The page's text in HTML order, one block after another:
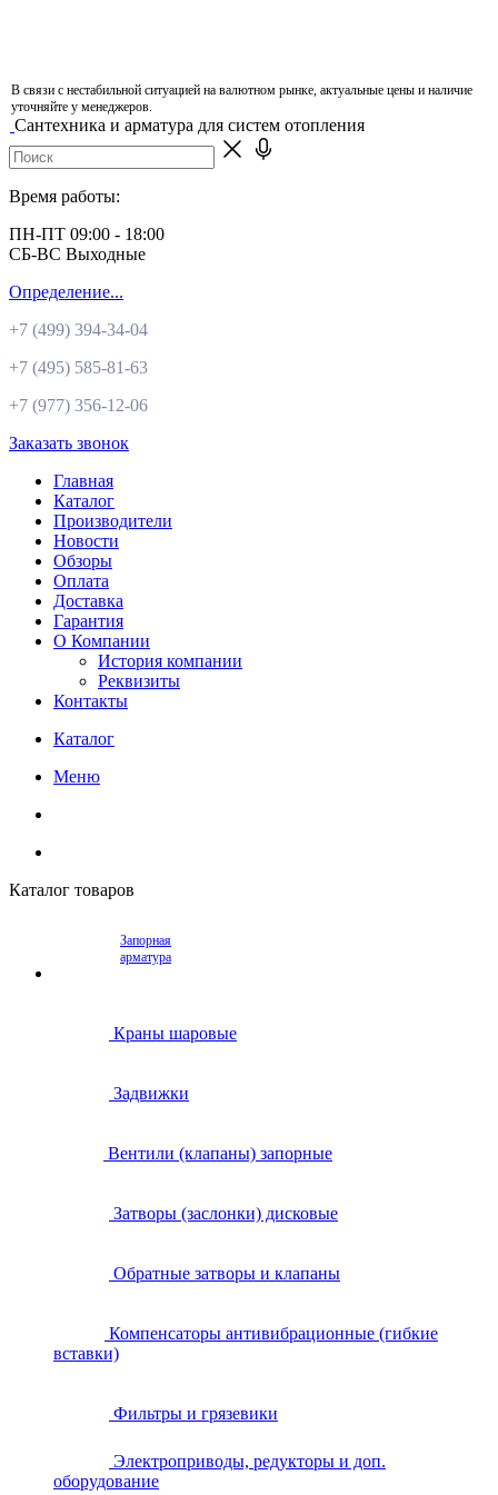
В связи с нестабильной ситуацией на валютном рынке, актуальные цены и наличие
уточняйте у менеджеров.
Сантехника и арматура для систем отопления
Время работы:
ПН-ПТ 09:00 - 18:00
СБ-ВС Выходные
Определение...
+7 (499) 394-34-04
+7 (495) 585-81-63
+7 (977) 356-12-06
Заказать звонок
Главная
Каталог
Производители
Новости
Обзоры
Оплата
Доставка
Гарантия
О Компании
История компании
Реквизиты
Контакты
Каталог
Меню
Каталог товаров
Запорная
арматура
Краны шаровые
Задвижки
Вентили (клапаны) запорные
Затворы (заслонки) дисковые
Обратные затворы и клапаны
Компенсаторы антивибрационные (гибкие
вставки)
Фильтры и грязевики
Электроприводы, редукторы и доп.
оборудование